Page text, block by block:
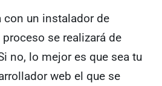
un instalador de
se realizará de
no, lo mejor es que sea tu
web el que se